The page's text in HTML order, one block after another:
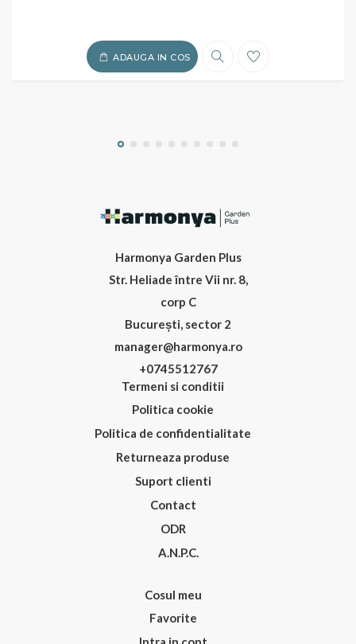
ADAUGA IN COS
Harmonya Garden Plus
Str. Heliade între Vii nr. 8,
corp C
București, sector 2
manager@harmonya.ro
+0745512767
Termeni si conditii
Politica cookie
Politica de confidentialitate
Returneaza produse
Suport clienti
Contact
ODR
A.N.P.C.
Cosul meu
Favorite